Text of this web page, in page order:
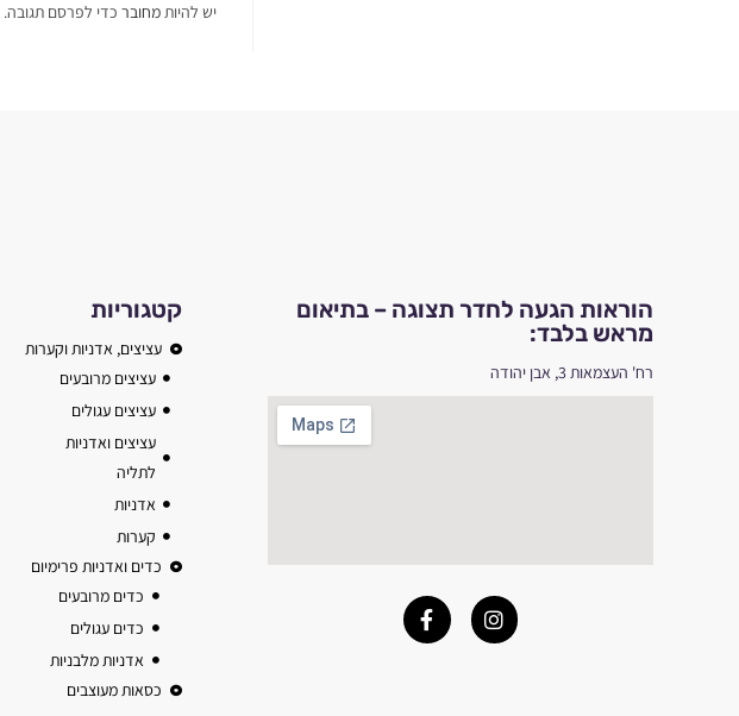
יש להיותמחובר כדי לפרסם תגובה.
הוראות הגעה לחדר תצוגה – בתיאום
מראש בלבד:
רח' העצמאות 3, אבן יהודה
קטגוריות
עציצים, אדניות וקערות
עציצים מרובעים
עציצים עגולים
עציצים ואדניות
לתליה
אדניות
קערות
כדים ואדניות פרימיום
כדים מרובעים
כדים עגולים
אדניות מלבניות
כסאות מעוצבים